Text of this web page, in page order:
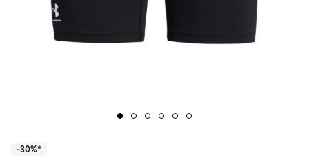
-30%*